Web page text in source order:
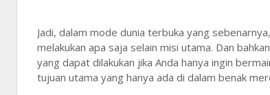
Jadi, dalam mode dunia terbuka yang
melakukan apa saja selain misi utama. Dan
yang dapat dilakukan jika Anda hanya ingin
tujuan utama yang hanya ada di dalam benak